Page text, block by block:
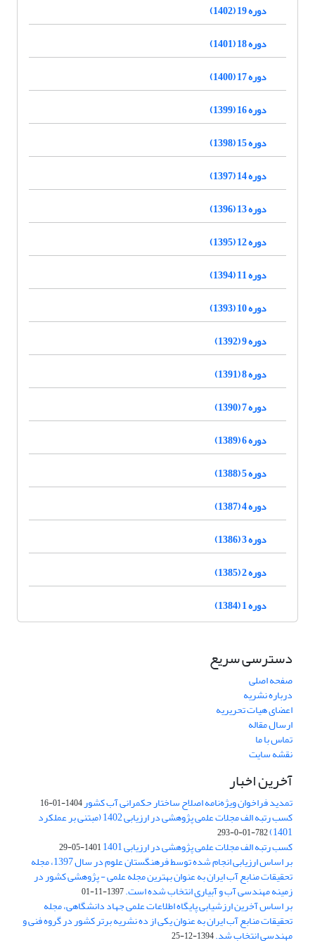
دوره 19 (1402)
دوره 18 (1401)
دوره 17 (1400)
دوره 16 (1399)
دوره 15 (1398)
دوره 14 (1397)
دوره 13 (1396)
دوره 12 (1395)
دوره 11 (1394)
دوره 10 (1393)
دوره 9 (1392)
دوره 8 (1391)
دوره 7 (1390)
دوره 6 (1389)
دوره 5 (1388)
دوره 4 (1387)
دوره 3 (1386)
دوره 2 (1385)
دوره 1 (1384)
دسترسی سریع
صفحه اصلی
درباره نشریه
اعضای هیات تحریریه
ارسال مقاله
تماس با ما
نقشه سایت
آخرین اخبار
تمدید فراخوان ویژه‌نامه اصلاح ساختار حکمرانی آب کشور1404-01-16
کسب رتبه الف مجلات علمی پژوهشی در ارزیابی 1402 (مبتنی بر عملکرد
1401)
782-01-0-293
کسب رتبه الف مجلات علمی پژوهشی در ارزیابی 1401 1401-05-29
بر اساس ارزیابی انجام شده توسط فرهنگستان علوم در سال 1397، مجله
تحقیقات منابع آب ایران به عنوان بهترین مجله علمی - پژوهشی کشور در
زمینه مهندسی آب و آبیاری انتخاب شده است.1397-11-01
بر اساس آخرین ارزشیابی پایگاه اطلاعات علمی جهاد دانشگاهی، مجله
تحقیقات منابع آب ایران به عنوان یکی از ده نشریه برتر کشور در گروه فنی و
مهندسی انتخاب شد.1394-12-25